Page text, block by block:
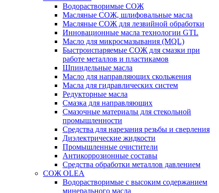
Водорастворимые СОЖ
Масляные СОЖ, шлифовальные масла
Масляные СОЖ для лезвийной обработки
Инновационные масла технологии GTL
Масло для микросмазывания (MQL)
Быстроиспаряемые СОЖ для смазки при
работе металлов и пластикамов
Шпиндельные масла
Масло для направляющих скольжения
Масла для гидравлических систем
Редукторные масла
Смазка для направляющих
Смазочные материалы для стекольной
промышленности
Средства для нарезания резьбы и сверления
Диэлектрические жидкости
Промышленные очистители
Антикоррозионные составы
Средства обработки металлов давлением
СОЖ OLEA
Водорастворимые с высоким содержанием
минерального масла